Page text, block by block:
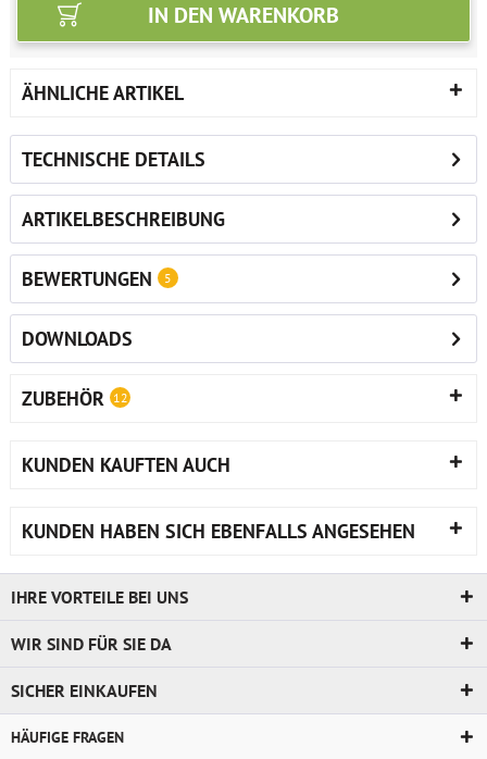
IN DEN WARENKORB
ÄHNLICHE ARTIKEL
TECHNISCHE DETAILS
ARTIKELBESCHREIBUNG
BEWERTUNGEN 5
DOWNLOADS
ZUBEHÖR 12
KUNDEN KAUFTEN AUCH
KUNDEN HABEN SICH EBENFALLS ANGESEHEN
IHRE VORTEILE BEI UNS
WIR SIND FÜR SIE DA
SICHER EINKAUFEN
HÄUFIGE FRAGEN